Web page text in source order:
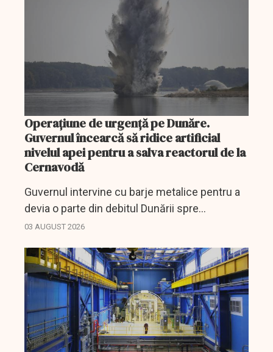
Operațiune de urgență pe Dunăre.
Guvernul încearcă să ridice artificial
nivelul apei pentru a salva reactorul de la
Cernavodă
Guvernul intervine cu barje metalice pentru a
devia o parte din debitul Dunării spre
Cernavodă. Operațiunea costă 7 milioane de
03 AUGUST 2026